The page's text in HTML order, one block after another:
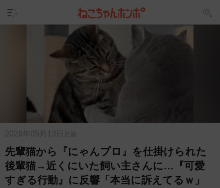
2026年05月13日 更新
先輩猫から『にゃんプロ』を仕掛けられた
後輩猫→近くにいた飼い主さんに…『可愛
すぎる行動』に反響「本当に訴えてるｗ」